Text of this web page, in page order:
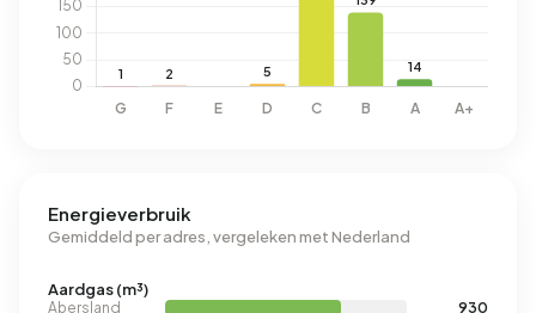
Energieverbruik
Gemiddeld per adres, vergeleken met Nederland
Aardgas (m³)
Abersland
930